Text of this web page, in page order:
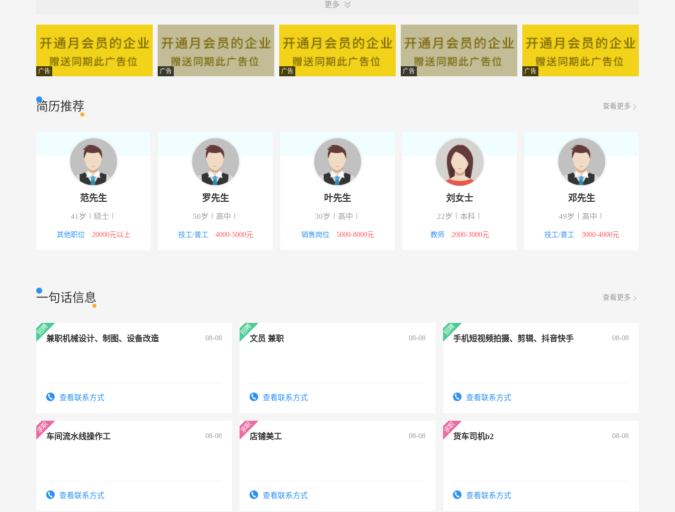
项目经理 市场营销 湖北颐和君安保安服务有限公司 -蕲春 面议 08-08
销售商务代表 市场营销 武汉深创融信投资管理有限公司 -蕲春 面议 08-08
业务经理 市场营销
物流经理 市场营销 湖北天华贸易有限公司 08-08
文员∕助理 市场营销 武汉标王防伪技术发展有限公司 08-08
铝合金切料师傅 市场营销 武汉市东西湖明星铝材商行 08-08
门窗幕墙销售经理 武汉凯泰兴建筑装饰工程有限公司 08-08
更多
广告 广告 广告 广告 广告
简历推荐 查看更多
20000元以上 4000-5000元 5000-8000元 2000-3000元 3000-4000元 其他职位
一句话信息 查看更多
兼职机械设计、制图、设备改造 08-08
查看联系方式
文员 兼职 08-08
查看联系方式
手机短视频拍摄、剪辑、抖音快手 08-08
查看联系方式
车间流水线操作工 08-08
查看联系方式
店铺美工 08-08
查看联系方式
货车司机b2 08-08
查看联系方式